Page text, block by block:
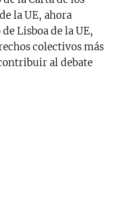
la UE, ahora
Lisboa de la UE,
colectivos más
al debate